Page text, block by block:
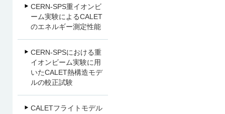
CERN-SPS重イオンビ
ーム実験によるCALET
のエネルギー測定性能
CERN-SPSにおける重
イオンビーム実験に用
いたCALET熱構造モデ
ルの較正試験
CALETフライトモデル